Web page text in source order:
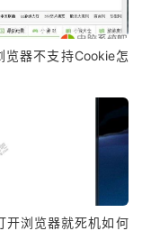
览器不支持Cookie怎
开浏览器就死机如何